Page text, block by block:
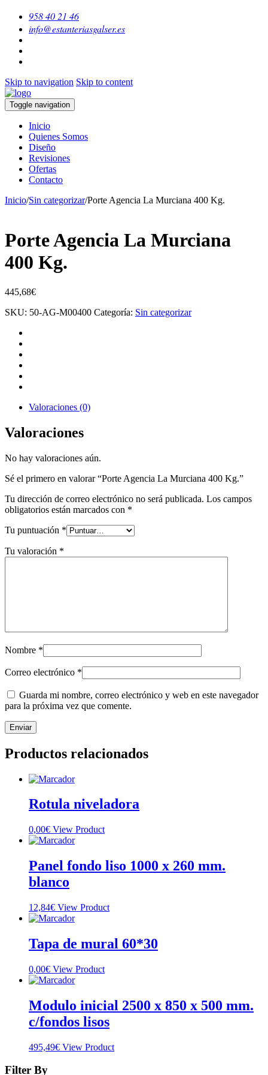
958 40 21 46
info@estanteriasgalser.es
Skip to navigation Skip to content
Toggle navigation
Inicio
Quienes Somos
Diseño
Revisiones
Ofertas
Contacto
Inicio/Sin categorizar/Porte Agencia La Murciana 400 Kg.
Porte Agencia La Murciana
400 Kg.
445,68€
SKU: 50-AG-M00400 Categoría: Sin categorizar
Valoraciones (0)
Valoraciones
No hay valoraciones aún.
Sé el primero en valorar “Porte Agencia La Murciana 400 Kg.”
Tu dirección de correo electrónico no será publicada. Los campos
obligatorios están marcados con *
Tu puntuación *
Tu valoración *
Nombre *
Correo electrónico *
Guarda mi nombre, correo electrónico y web en este navegador
para la próxima vez que comente.
Productos relacionados
Rotula niveladora
0,00€ View Product
Panel fondo liso 1000 x 260 mm.
blanco
12,84€ View Product
Tapa de mural 60*30
0,00€ View Product
Modulo inicial 2500 x 850 x 500 mm.
c/fondos lisos
495,49€ View Product
Filter By